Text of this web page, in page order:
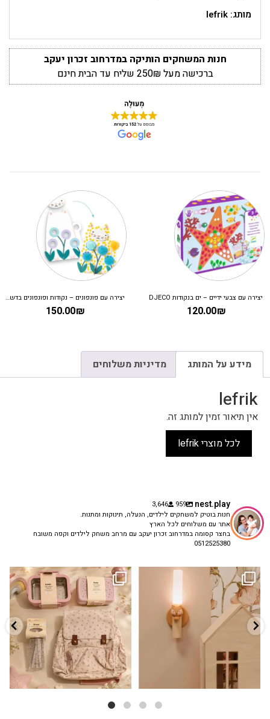
מותג: lefrik
חנות המשחקים הותיקה במדרחוב זכרון יעקב
ברכישה מעל 250₪ שליח עד הבית חינם
יצירה עם צבעי ידיים – ים בנקודות DJECO
120.00₪
יצירה עם פונפונים – נקודות ופונפונים בדשא DJECO
150.00₪
מידע על המותג מדיניות משלוחים
lefrik
אין תיאור זמין למותג זה.
לכל מוצרי lefrik
nest.play
959
3,646
חנות בוטיק למשחקים לילדים, הנעלה, תינוקות ומתנות.
אתר עם משלוחים לכל הארץ
בחצר קסומה במדרחוב זכרון יעקב עם מרחב משחק לילדים וקפה משובח
0512525380
✨ חוזרים למסגרת בסטייל! ✨
הקולקציה החדשה...
9 4
גם פריט עיצובי לחדר, גם מנורת לילה
...
3 0